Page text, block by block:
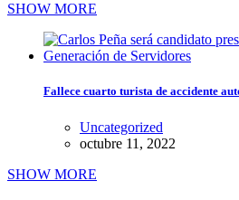
SHOW MORE
Fallece cuarto turista de accidente
Uncategorized
octubre 11, 2022
SHOW MORE